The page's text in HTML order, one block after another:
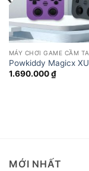
MÁY CHƠI GAME CẦM
Powkiddy Magicx
1.690.000₫
MỚI NHẤT